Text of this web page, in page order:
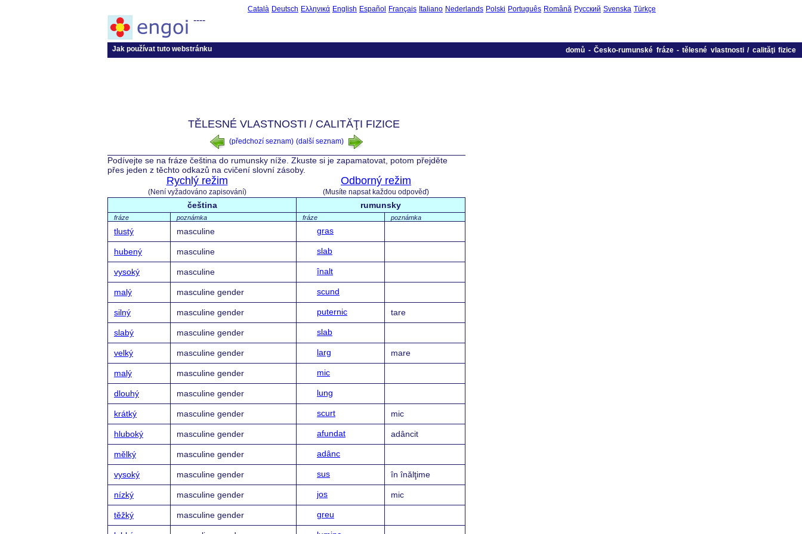
Català Deutsch Ελληνικά English Español Français Italiano Nederlands Polski Português Română Русский Svenska Türkçe
----
Jak používat tuto webstránku domů -Česko-rumunské fráze-tělesné vlastnosti / calităţi fizice
TĚLESNÉ VLASTNOSTI / CALITĂŢI FIZICE
(předchozí seznam) (další seznam)
Podívejte se na fráze čeština do rumunsky níže. Zkuste si je zapamatovat, potom přejděte
přes jeden z těchto odkazů na cvičení slovní zásoby.
Rychlý režim
(Není vyžadováno zapisování)
Odborný režim
(Musíte napsat každou odpověď)
čeština rumunsky
fráze poznámka fráze poznámka
tlustý masculine gras
hubený masculine slab
vysoký masculine înalt
malý masculine gender scund
silný masculine gender puternic tare
slabý masculine gender slab
velký masculine gender larg mare
malý masculine gender mic
dlouhý masculine gender lung
krátký masculine gender scurt mic
hluboký masculine gender afundat adâncit
mělký masculine gender adânc
vysoký masculine gender sus în înălţime
nízký masculine gender jos mic
těžký masculine gender greu